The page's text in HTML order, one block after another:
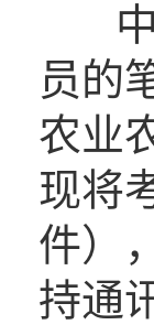
中
员的
农业
现将
件）
持通